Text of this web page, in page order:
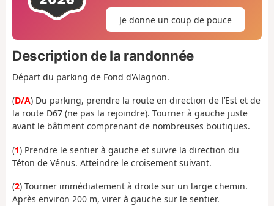
Je donne un coup de pouce
Description de la randonnée
Départ du parking de Fond d'Alagnon.
(D/A) Du parking, prendre la route en direction de l’Est et de
la route D67 (ne pas la rejoindre). Tourner à gauche juste
avant le bâtiment comprenant de nombreuses boutiques.
(1) Prendre le sentier à gauche et suivre la direction du
Téton de Vénus. Atteindre le croisement suivant.
(2) Tourner immédiatement à droite sur un large chemin.
Après environ 200 m, virer à gauche sur le sentier.